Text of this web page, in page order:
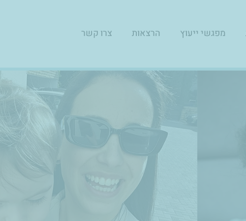
מפגשי ייעוץ הרצאות צרו קשר